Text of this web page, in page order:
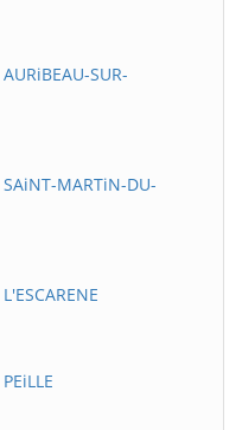
SUR-
MARTiN-DU-